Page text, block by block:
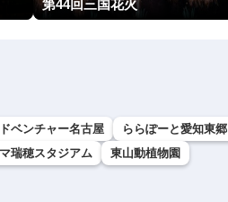
第44回三国花火
ベンチャー名古屋
ららぽーと愛知東郷
瑞穂スタジアム
東山動植物園